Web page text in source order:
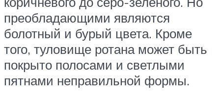
преобладающими являются
болотный и бурый цвета. Кроме
того, туловище ротана может быть
покрыто полосами и светлыми
пятнами неправильной формы.